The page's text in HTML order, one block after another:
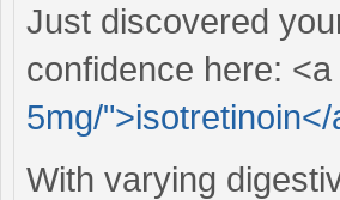
Just discovered
confidence here: <a
5mg/">isotretinoin</
With varying